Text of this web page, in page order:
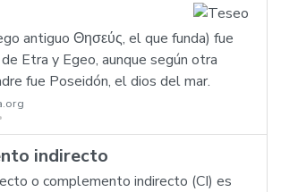
antiguo Θησεύς, el que funda) fue
Etra y Egeo, aunque según otra
fue Poseidón, el dios del mar.
indirecto
o complemento indirecto (CI) es